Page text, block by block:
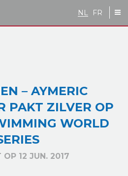
NL FR
– AYMERIC
PAKT ZILVER OP
WORLD
OP 12 JUN. 2017